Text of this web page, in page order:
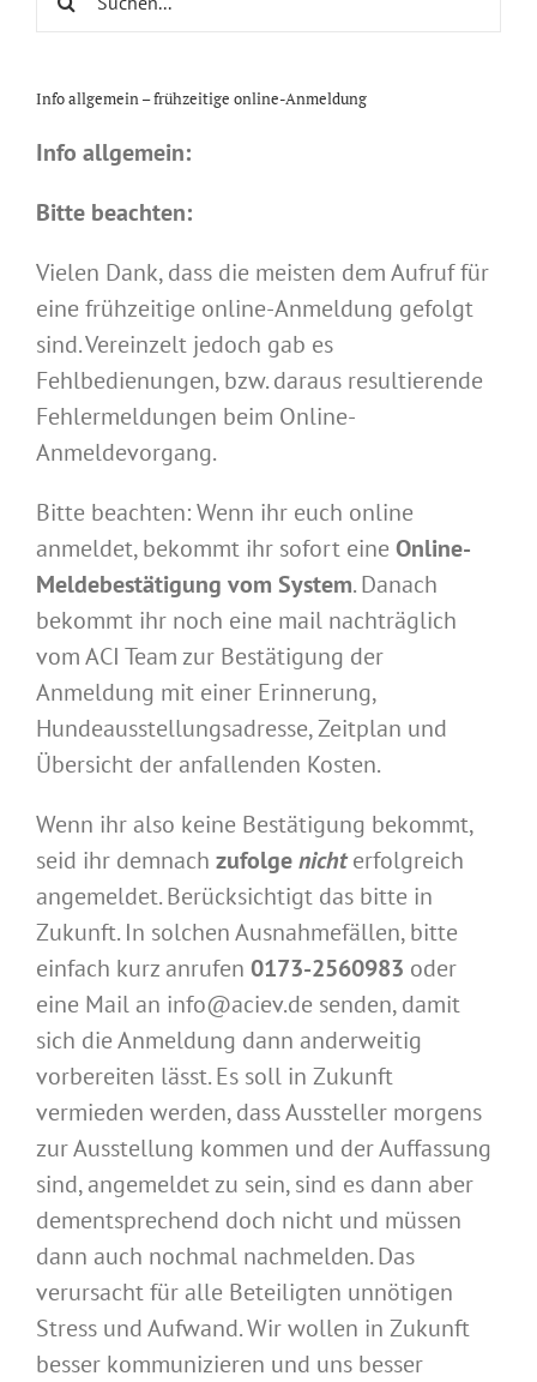
Info allgemein – frühzeitige online-Anmeldung
Info allgemein:
Bitte beachten:
Vielen Dank, dass die meisten dem Aufruf für
eine frühzeitige online-Anmeldung gefolgt
sind. Vereinzelt jedoch gab es
Fehlbedienungen, bzw. daraus resultierende
Fehlermeldungen beim Online-
Anmeldevorgang.
Bitte beachten: Wenn ihr euch online
anmeldet, bekommt ihr sofort eine Online-
Meldebestätigung vom System. Danach
bekommt ihr noch eine mail nachträglich
vom ACI Team zur Bestätigung der
Anmeldung mit einer Erinnerung,
Hundeausstellungsadresse, Zeitplan und
Übersicht der anfallenden Kosten.
Wenn ihr also keine Bestätigung bekommt,
seid ihr demnach zufolgenicht erfolgreich
angemeldet. Berücksichtigt das bitte in
Zukunft. In solchen Ausnahmefällen, bitte
einfach kurz anrufen 0173-2560983 oder
eine Mail an info@aciev.de senden, damit
sich die Anmeldung dann anderweitig
vorbereiten lässt. Es soll in Zukunft
vermieden werden, dass Aussteller morgens
zur Ausstellung kommen und der Auffassung
sind, angemeldet zu sein, sind es dann aber
dementsprechend doch nicht und müssen
dann auch nochmal nachmelden. Das
verursacht für alle Beteiligten unnötigen
Stress und Aufwand. Wir wollen in Zukunft
besser kommunizieren und uns besser